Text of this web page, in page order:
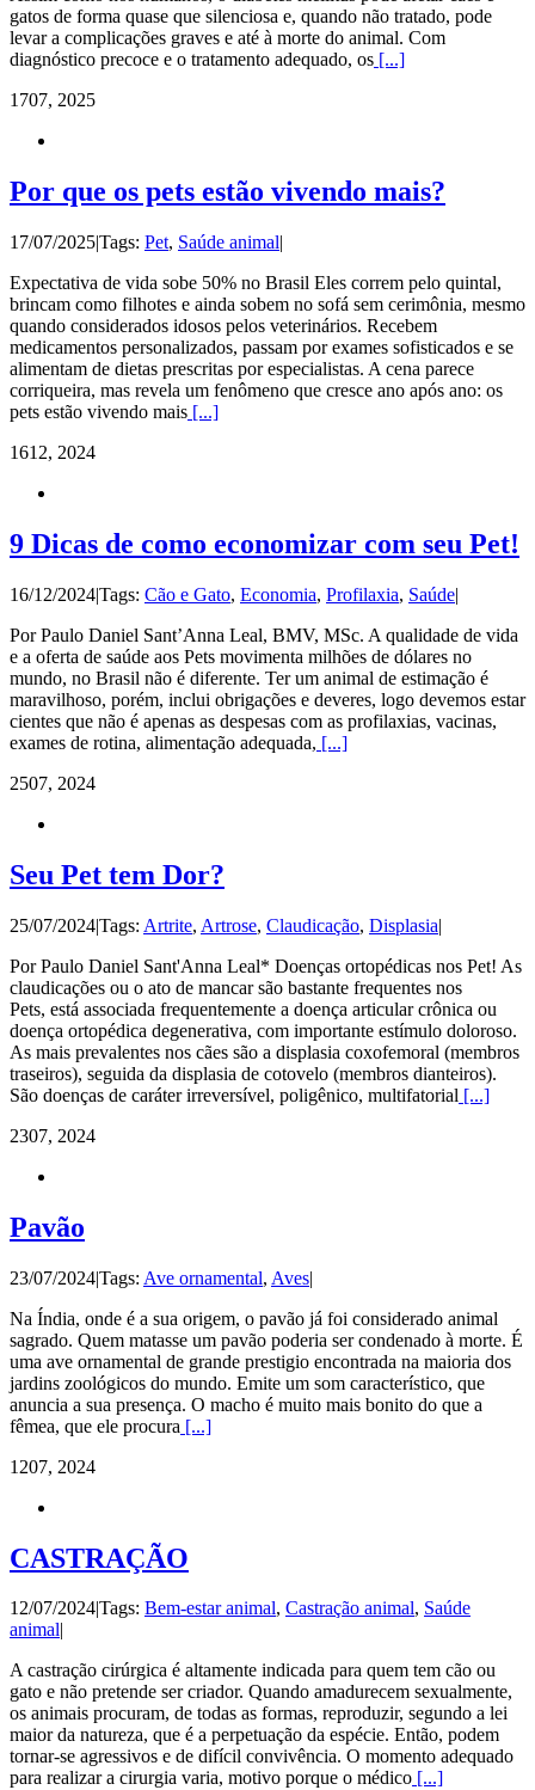
gatos de forma quase que silenciosa e, quando não tratado, pode
levar a complicações graves e até à morte do animal. Com
diagnóstico precoce e o tratamento adequado, os [...]
1707, 2025
Por que os pets estão vivendo mais?
17/07/2025|Tags: Pet, Saúde animal|
Expectativa de vida sobe 50% no Brasil Eles correm pelo quintal,
brincam como filhotes e ainda sobem no sofá sem cerimônia, mesmo
quando considerados idosos pelos veterinários. Recebem
medicamentos personalizados, passam por exames sofisticados e se
alimentam de dietas prescritas por especialistas. A cena parece
corriqueira, mas revela um fenômeno que cresce ano após ano: os
pets estão vivendo mais [...]
1612, 2024
9 Dicas de como economizar com seu Pet!
16/12/2024|Tags: Cão e Gato, Economia, Profilaxia, Saúde|
Por Paulo Daniel Sant’Anna Leal, BMV, MSc. A qualidade de vida
e a oferta de saúde aos Pets movimenta milhões de dólares no
mundo, no Brasil não é diferente. Ter um animal de estimação é
maravilhoso, porém, inclui obrigações e deveres, logo devemos estar
cientes que não é apenas as despesas com as profilaxias, vacinas,
exames de rotina, alimentação adequada, [...]
2507, 2024
Seu Pet tem Dor?
25/07/2024|Tags: Artrite, Artrose, Claudicação, Displasia|
Por Paulo Daniel Sant'Anna Leal* Doenças ortopédicas nos Pet! As
claudicações ou o ato de mancar são bastante frequentes nos
Pets, está associada frequentemente a doença articular crônica ou
doença ortopédica degenerativa, com importante estímulo doloroso.
As mais prevalentes nos cães são a displasia coxofemoral (membros
traseiros), seguida da displasia de cotovelo (membros dianteiros).
São doenças de caráter irreversível, poligênico, multifatorial [...]
2307, 2024
Pavão
23/07/2024|Tags: Ave ornamental, Aves|
Na Índia, onde é a sua origem, o pavão já foi considerado animal
sagrado. Quem matasse um pavão poderia ser condenado à morte. É
uma ave ornamental de grande prestigio encontrada na maioria dos
jardins zoológicos do mundo. Emite um som característico, que
anuncia a sua presença. O macho é muito mais bonito do que a
fêmea, que ele procura [...]
1207, 2024
CASTRAÇÃO
12/07/2024Tags: Bem-estar animal, Castração animal, Saúde
animal
A castração cirúrgica é altamente indicada para quem tem cão ou
gato e não pretende ser criador. Quando amadurecem sexualmente,
os animais procuram, de todas as formas, reproduzir, segundo a lei
maior da natureza, que é a perpetuação da espécie. Então, podem
tornar-se agressivos e de difícil convivência. O momento adequado
para realizar a cirurgia varia, motivo porque o médico [...]